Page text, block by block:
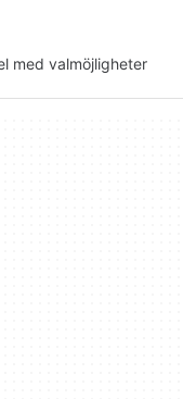
med valmöjligheter